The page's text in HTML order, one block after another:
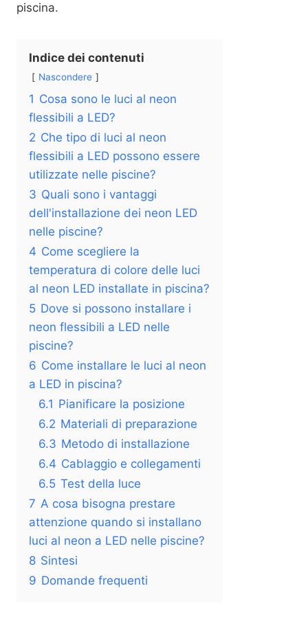
piscina.
Indice dei contenuti
Nascondere
1 Cosa sono le luci al neon
flessibili a LED?
2 Che tipo di luci al neon
flessibili a LED possono essere
utilizzate nelle piscine?
3 Quali sono i vantaggi
dell'installazione dei neon LED
nelle piscine?
4 Come scegliere la
temperatura di colore delle luci
al neon LED installate in piscina?
5 Dove si possono installare i
neon flessibili a LED nelle
piscine?
6 Come installare le luci al neon
a LED in piscina?
6.1 Pianificare la posizione
6.2 Materiali di preparazione
6.3 Metodo di installazione
6.4 Cablaggio e collegamenti
6.5 Test della luce
7 A cosa bisogna prestare
attenzione quando si installano
luci al neon a LED nelle piscine?
8 Sintesi
9 Domande frequenti